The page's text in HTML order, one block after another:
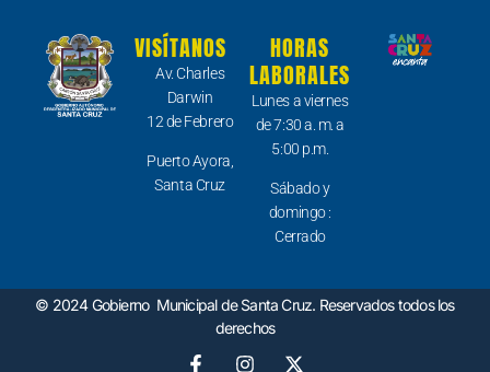
VISÍTANOS
Av. Charles
Darwin
12 de Febrero
Puerto Ayora,
Santa Cruz
HORAS
LABORALES
Lunes a viernes
de 7:30 a. m. a
5:00 p.m.
Sábado y
domingo :
Cerrado
© 2024 Gobierno Municipal de Santa Cruz. Reservados todos los
derechos